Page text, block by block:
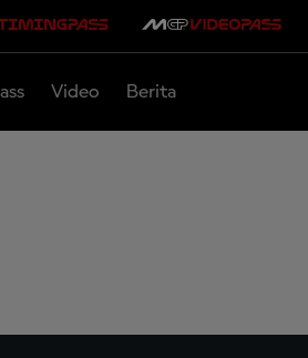
Video Berita